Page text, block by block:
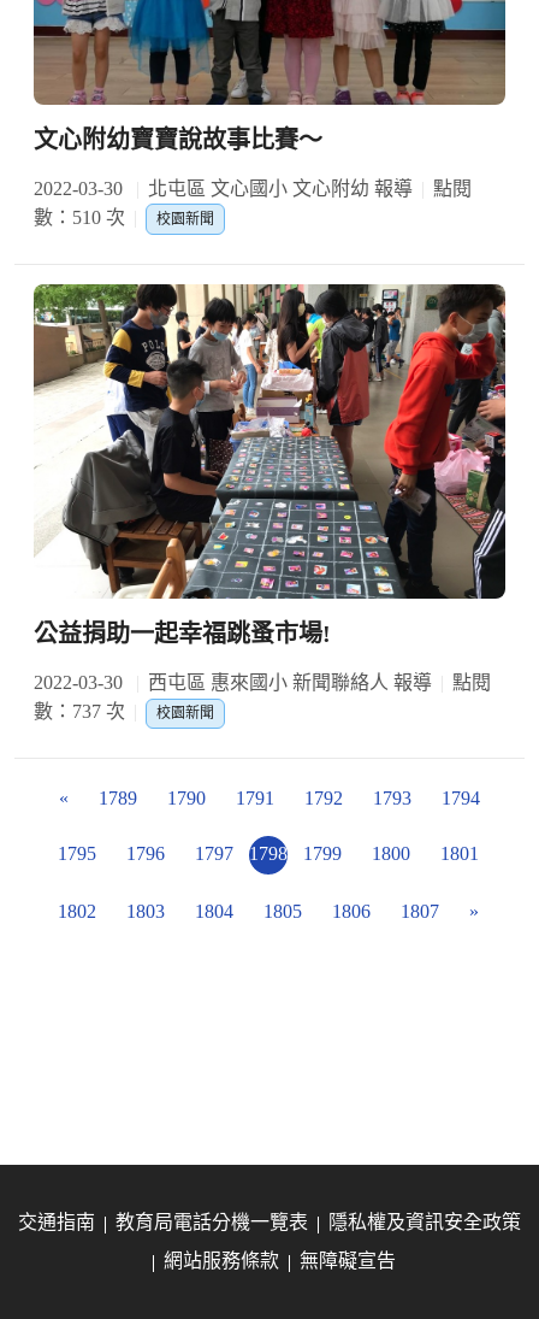
文心附幼寶寶說故事比賽～
2022-03-30 北屯區 文心國小 文心附幼 報導
點閱
數：510 次
校園新聞
公益捐助一起幸福跳蚤市場!
2022-03-30 西屯區 惠來國小 新聞聯絡人 報導
點閱
數：737 次
校園新聞
« 1789 1790 1791 1792 1793 1794
1795 1796 1797 1798 1799 1800 1801
1802 1803 1804 1805 1806 1807 »
交通指南 教育局電話分機一覽表
隱私權及資訊安全政策
網站服務條款
無障礙宣告